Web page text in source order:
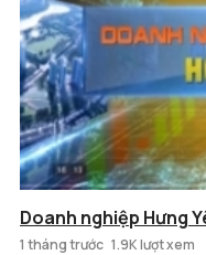
Doanh nghiệp Hưng
1 tháng trước 1.9K lượt xem